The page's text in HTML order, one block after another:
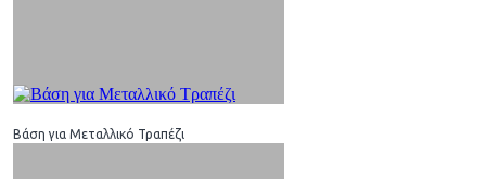
Βάση για Μεταλλικό Τραπέζι